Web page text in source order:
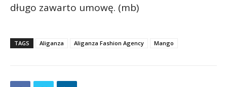
długo zawarto umowę. (mb)
TAGS Aliganza Aliganza Fashion Agency Mango